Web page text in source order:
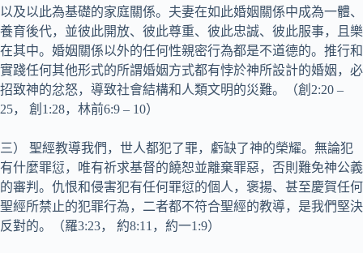
以及以此為基礎的家庭關係。夫妻在如此婚姻關係中成為一體、
養育後代，並彼此開放、彼此尊重、彼此忠誠、彼此服事，且樂
在其中。婚姻關係以外的任何性親密行為都是不道德的。推行和
實踐任何其他形式的所謂婚姻方式都有悖於神所設計的婚姻，必
招致神的忿怒，導致社會結構和人類文明的災難。（創2:20 –
25， 創1:28，林前6:9 – 10）
三） 聖經教導我們，世人都犯了罪，虧缺了神的榮耀。無論犯
有什麼罪愆，唯有祈求基督的饒恕並離棄罪惡，否則難免神公義
的審判。仇恨和侵害犯有任何罪愆的個人，褒揚、甚至慶賀任何
聖經所禁止的犯罪行為，二者都不符合聖經的教導，是我們堅決
反對的。（羅3:23， 約8:11，約一1:9）